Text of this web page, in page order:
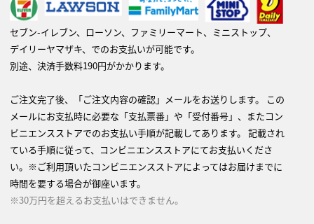
セブン-イレブン、ローソン、ファミリーマート、ミニストップ、
デイリーヤマザキ、でのお支払いが可能です。
別途、決済手数料190円がかかります。
ご注文完了後、「ご注文内容の確認」メールをお送りします。 この
メールにお支払時に必要な「支払票番」や「受付番号」、またコン
ビニエンスストアでのお支払い手順が記載してあります。 記載され
ている手順に従って、コンビニエンスストアにてお支払いくださ
い。※ご利用頂いたコンビニエンスストアによってはお届けまでに
時間を要する場合が御座います。
※30万円を超えるお支払いはできません。